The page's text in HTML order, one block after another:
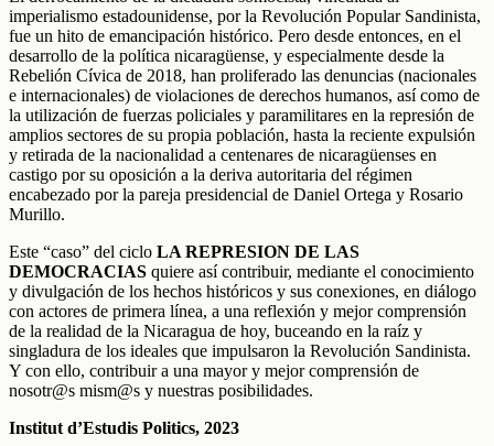
imperialismo estadounidense, por la Revolución Popular Sandinista,
fue un hito de emancipación histórico. Pero desde entonces, en el
desarrollo de la política nicaragüense, y especialmente desde la
Rebelión Cívica de 2018, han proliferado las denuncias (nacionales
e internacionales) de violaciones de derechos humanos, así como de
la utilización de fuerzas policiales y paramilitares en la represión de
amplios sectores de su propia población, hasta la reciente expulsión
y retirada de la nacionalidad a centenares de nicaragüenses en
castigo por su oposición a la deriva autoritaria del régimen
encabezado por la pareja presidencial de Daniel Ortega y Rosario
Murillo.
Este “caso” del ciclo LA REPRESION DE LAS
DEMOCRACIAS quiere así contribuir, mediante el conocimiento
y divulgación de los hechos históricos y sus conexiones, en diálogo
con actores de primera línea, a una reflexión y mejor comprensión
de la realidad de la Nicaragua de hoy, buceando en la raíz y
singladura de los ideales que impulsaron la Revolución Sandinista.
Y con ello, contribuir a una mayor y mejor comprensión de
nosotr@s mism@s y nuestras posibilidades.
Institut d’Estudis Politics, 2023